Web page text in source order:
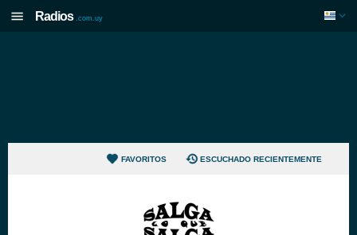
Radios .com.uy
FAVORITOS ESCUCHADO RECIENTEMENTE